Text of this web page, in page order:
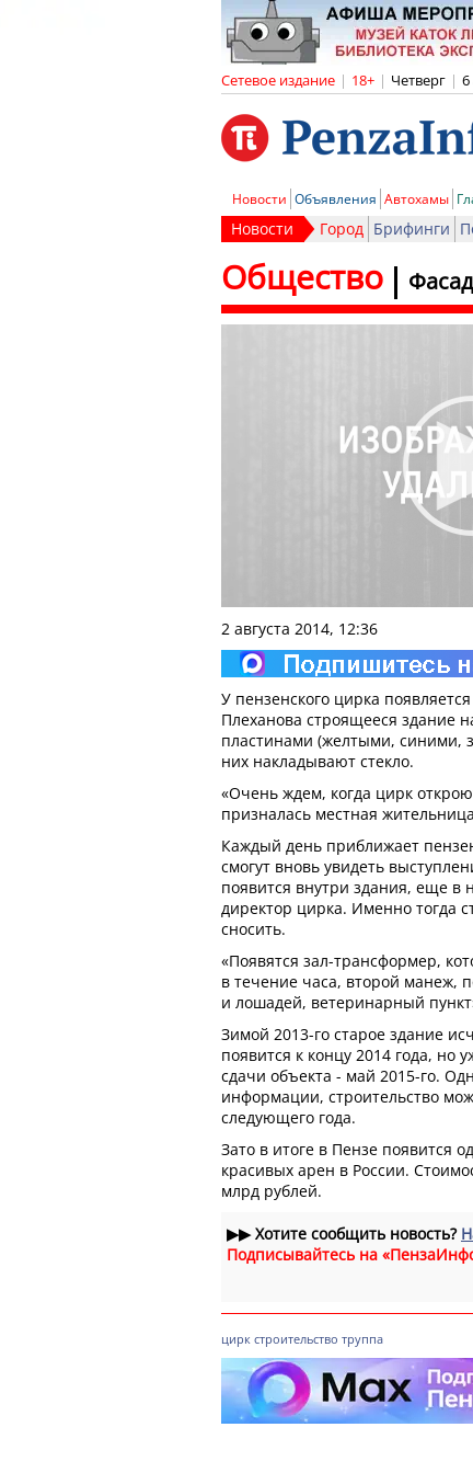
Сетевое издание | 18+ | Четверг | 6
Новости Объявления Автохамы
Новости Город Брифинги
Общество
2 августа 2014, 12:36
У пензенского цирка
Плеханова строящееся здание
пластинами (желтыми, синими,
них накладывают стекло.
«Очень ждем, когда цирк
призналась местная
Каждый день приближает
смогут вновь увидеть
появится внутри здания, еще в
директор цирка. Именно тогда
сносить.
«Появятся зал-трансформер,
в течение часа, второй манеж,
и лошадей, ветеринарный
Зимой 2013-го старое здание
появится к концу 2014 года, но
сдачи объекта - май 2015-го.
информации, строительство
следующего года.
Зато в итоге в Пензе появится
красивых арен в России.
млрд рублей.
▶▶Хотите сообщить новость?
Подписывайтесь на
цирк строительство труппа